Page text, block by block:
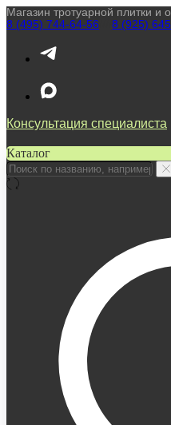
Магазин тротуарной плитки и
8 (495) 744-64-56
8 (925)
Консультация специалиста
Каталог